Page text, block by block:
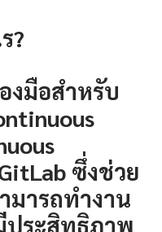
?
งมือสำหรับ
ซึ่งช่วย
ารถทำงาน
ประสิทธิภาพ